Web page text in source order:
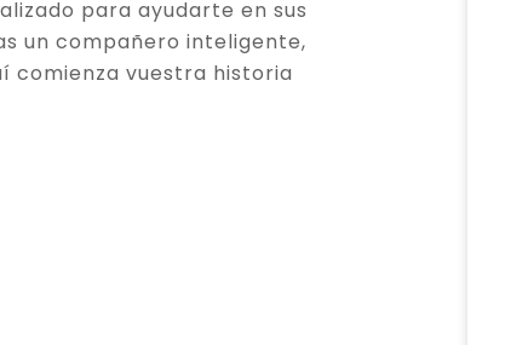
para ayudarte en sus
un compañero inteligente,
comienza vuestra historia